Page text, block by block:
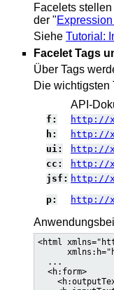
Facelets
der "
Siehe Tutorial:
Facelet Tags
Über Tags
Die wichtigsten
API-
f: http://
h: http://
ui: http://
cc: http://
jsf: http://
p: http://
<html
  ...
  <h:form>